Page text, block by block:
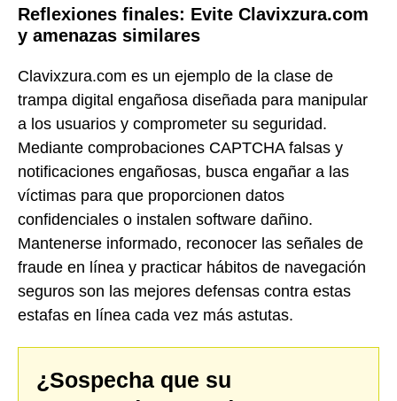
Reflexiones finales: Evite Clavixzura.com
y amenazas similares
Clavixzura.com es un ejemplo de la clase de
trampa digital engañosa diseñada para manipular
a los usuarios y comprometer su seguridad.
Mediante comprobaciones CAPTCHA falsas y
notificaciones engañosas, busca engañar a las
víctimas para que proporcionen datos
confidenciales o instalen software dañino.
Mantenerse informado, reconocer las señales de
fraude en línea y practicar hábitos de navegación
seguros son las mejores defensas contra estas
estafas en línea cada vez más astutas.
¿Sospecha que su